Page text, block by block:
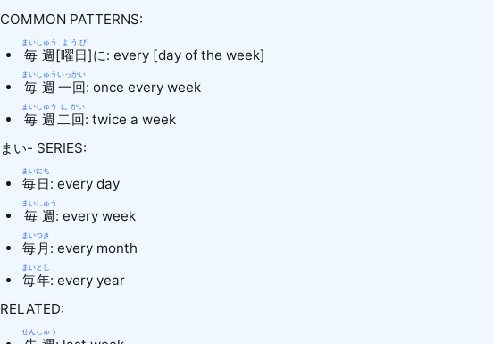
COMMON PATTERNS:
毎週
まいしゅう
[曜日
ようび
]に: every [day of the week]
毎週
まいしゅう
一
いっ
回
かい
: once every week
毎週
まいしゅう
二
に
回
かい
: twice a week
まい- SERIES:
毎日
まいにち
: every day
毎週
まいしゅう
: every week
毎月
まいつき
: every month
毎年
まいとし
: every year
RELATED:
せんしゅう